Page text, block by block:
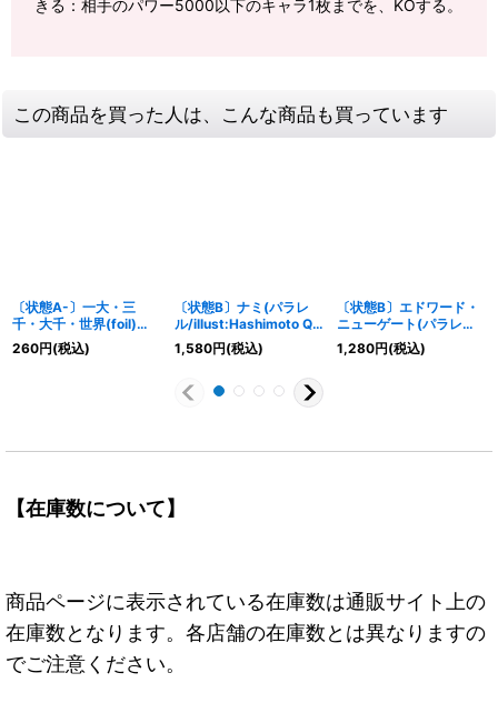
きる：相手のパワー5000以下のキャラ1枚までを、KOする。
この商品を買った人は、こんな商品も買っています
〔状態A-〕一大・三
千・大千・世界(foil)
【UC】{OP06-038}
260円(税込)
〔状態B〕ナミ(パラレ
ル/illust:Hashimoto Q)
【R/P】{PRB02-012}
1,580円(税込)
〔状態B〕エドワード・
ニューゲート(パラレル/
★有り/illust:Hokuyuu)
【SR/P】{ST15-002}
1,280円(税込)
【在庫数について】
商品ページに表示されている在庫数は通販サイト上の
在庫数となります。各店舗の在庫数とは異なりますの
でご注意ください。